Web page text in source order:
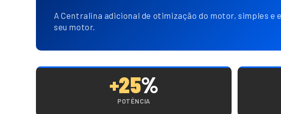
A Centralina adicional de otimização do motor, simples e
seu motor.
+25%
POTÊNCIA